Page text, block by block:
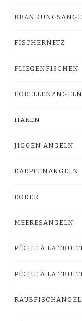
FISCHERNETZ
FLIEGENFISCHEN
FORELLENANGELN
HAKEN
JIGGEN ANGELN
KARPFENANGELN
KÖDER
MEERESANGELN
PÊCHE À LA
PÊCHE À LA